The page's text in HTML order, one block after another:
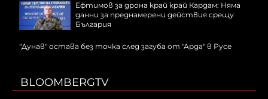
Ефтимов за дрона край край Кардам: Няма
данни за преднамерени действия срещу
България
"Дунав" остава без точка след загуба от "Арда" в Русе
BLOOMBERGTV